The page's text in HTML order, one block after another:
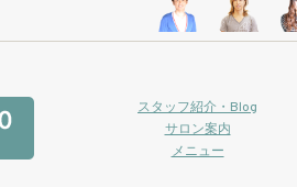
スタッフ紹介・Blog
サロン案内
メニュー